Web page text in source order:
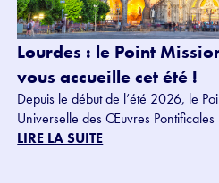
Lourdes : le Point
vous accueille cet été !
Depuis le début de l’été 2026, le
Universelle des Œuvres
LIRE LA SUITE